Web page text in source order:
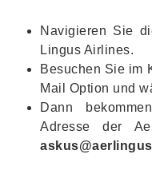
Navigieren Sie
Lingus Airlines.
Besuchen Sie im
Mail Option und
Dann
Adresse der